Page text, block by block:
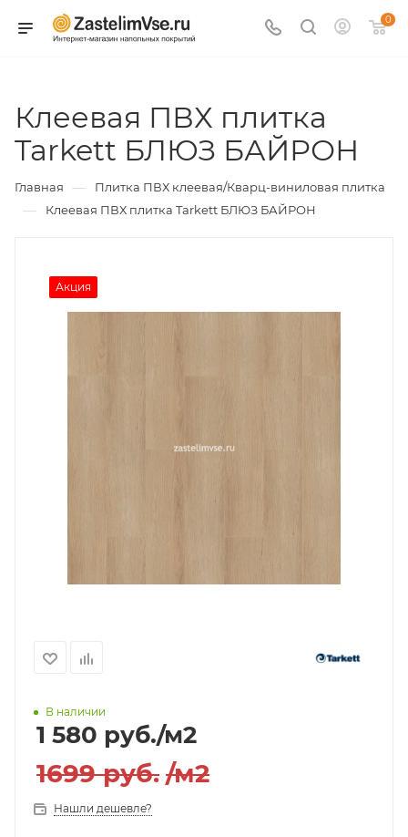
0
Клеевая ПВХ плитка
Tarkett БЛЮЗ БАЙРОН
Главная — Плитка ПВХ клеевая/Кварц-виниловая плитка
— Клеевая ПВХ плитка Tarkett БЛЮЗ БАЙРОН
Акция
В наличии
1 580 руб./м2
1699 руб. /м2
Нашли дешевле?